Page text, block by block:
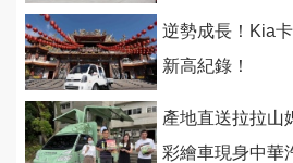
逆勢成長！Kia
新高紀錄！
產地直送拉拉山
彩繪車現身中華